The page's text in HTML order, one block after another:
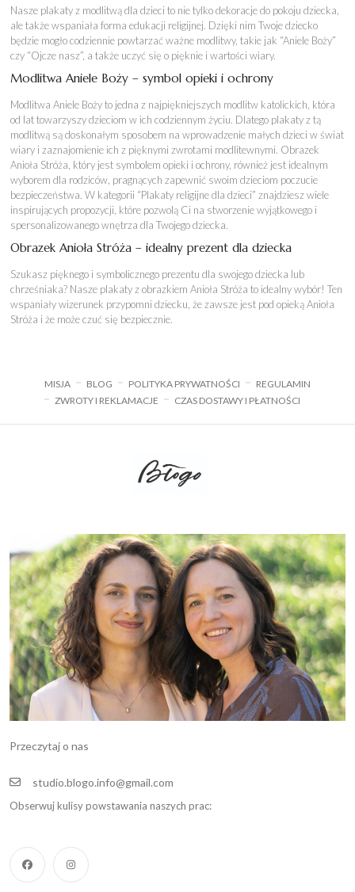
Nasze plakaty z modlitwą dla dzieci to nie tylko dekoracje do pokoju dziecka,
ale także wspaniała forma edukacji religijnej. Dzięki nim Twoje dziecko
będzie mogło codziennie powtarzać ważne modlitwy, takie jak “Aniele Boży”
czy “Ojcze nasz”, a także uczyć się o pięknie i wartości wiary.
Modlitwa Aniele Boży – symbol opieki i ochrony
Modlitwa Aniele Boży to jedna z najpiękniejszych modlitw katolickich, która
od lat towarzyszy dzieciom w ich codziennym życiu. Dlatego plakaty z tą
modlitwą są doskonałym sposobem na wprowadzenie małych dzieci w świat
wiary i zaznajomienie ich z pięknymi zwrotami modlitewnymi. Obrazek
Anioła Stróża, który jest symbolem opieki i ochrony, również jest idealnym
wyborem dla rodziców, pragnących zapewnić swoim dzieciom poczucie
bezpieczeństwa. W kategorii “Plakaty religijne dla dzieci” znajdziesz wiele
inspirujących propozycji, które pozwolą Ci na stworzenie wyjątkowego i
spersonalizowanego wnętrza dla Twojego dziecka.
Obrazek Anioła Stróża – idealny prezent dla dziecka
Szukasz pięknego i symbolicznego prezentu dla swojego dziecka lub
chrześniaka? Nasze plakaty z obrazkiem Anioła Stróża to idealny wybór! Ten
wspaniały wizerunek przypomni dziecku, że zawsze jest pod opieką Anioła
Stróża i że może czuć się bezpiecznie.
MISJA BLOG POLITYKA PRYWATNOŚCI
REGULAMIN
ZWROTY I REKLAMACJE
CZAS DOSTAWY I PŁATNOŚCI
Przeczytaj o nas
studio.blogo.info@gmail.com
Obserwuj kulisy powstawania naszych prac: